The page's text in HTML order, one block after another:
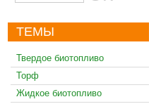
ТЕМЫ
Твердое биотопливо
Торф
Жидкое биотопливо